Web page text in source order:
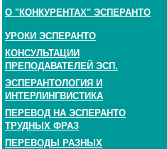
О "КОНКУРЕНТАХ" ЭСПЕРАНТО
УРОКИ ЭСПЕРАНТО
КОНСУЛЬТАЦИИ
ПРЕПОДАВАТЕЛЕЙ ЭСП.
ЭСПЕРАНТОЛОГИЯ И
ИНТЕРЛИНГВИСТИКА
ПЕРЕВОД НА ЭСПЕРАНТО
ТРУДНЫХ ФРАЗ
ПЕРЕВОДЫ РАЗНЫХ